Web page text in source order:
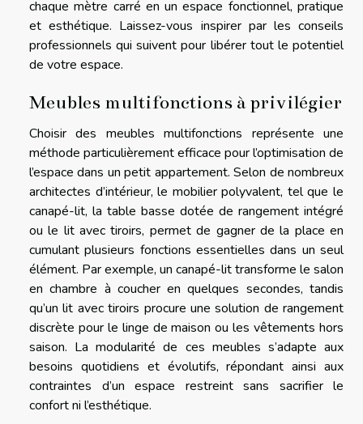
chaque mètre carré en un espace fonctionnel, pratique
et esthétique. Laissez-vous inspirer par les conseils
professionnels qui suivent pour libérer tout le potentiel
de votre espace.
Meubles multifonctions à privilégier
Choisir des meubles multifonctions représente une
méthode particulièrement efficace pour l’optimisation de
l’espace dans un petit appartement. Selon de nombreux
architectes d’intérieur, le mobilier polyvalent, tel que le
canapé-lit, la table basse dotée de rangement intégré
ou le lit avec tiroirs, permet de gagner de la place en
cumulant plusieurs fonctions essentielles dans un seul
élément. Par exemple, un canapé-lit transforme le salon
en chambre à coucher en quelques secondes, tandis
qu’un lit avec tiroirs procure une solution de rangement
discrète pour le linge de maison ou les vêtements hors
saison. La modularité de ces meubles s’adapte aux
besoins quotidiens et évolutifs, répondant ainsi aux
contraintes d’un espace restreint sans sacrifier le
confort ni l’esthétique.